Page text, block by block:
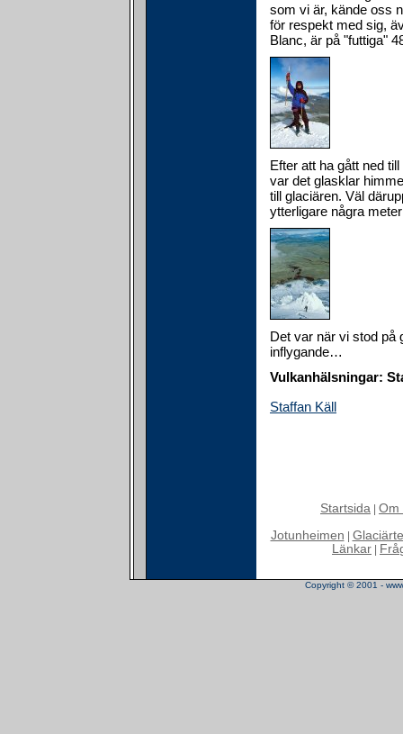
som vi är, kände oss
för respekt med sig,
Blanc, är på "futtiga"
Efter att ha gått ned
var det glasklar
till glaciären. Väl
ytterligare några
Det var när vi stod på
inflygande…
Vulkanhälsningar:
Staffan Käll
Startsida Om
Jotunheimen
Länkar
Copyright © 2001 -